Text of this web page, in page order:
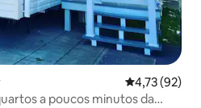
4,73 de uma
4,73 (92)
a poucos minutos da